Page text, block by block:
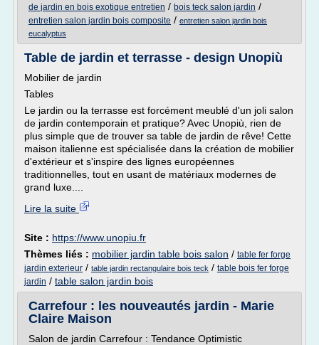
de jardin en bois exotique entretien / bois teck salon jardin /
entretien salon jardin bois composite / entretien salon jardin bois
eucalyptus
Table de jardin et terrasse - design Unopiù
Mobilier de jardin
Tables
Le jardin ou la terrasse est forcément meublé d'un joli salon
de jardin contemporain et pratique? Avec Unopiù, rien de
plus simple que de trouver sa table de jardin de rêve! Cette
maison italienne est spécialisée dans la création de mobilier
d'extérieur et s'inspire des lignes européennes
traditionnelles, tout en usant de matériaux modernes de
grand luxe....
Lire la suite
Site : https://www.unopiu.fr
Thèmes liés : mobilier jardin table bois salon / table fer forge
jardin exterieur / table jardin rectangulaire bois teck / table bois fer forge
jardin / table salon jardin bois
Carrefour : les nouveautés jardin - Marie
Claire Maison
Salon de jardin Carrefour : Tendance Optimistic